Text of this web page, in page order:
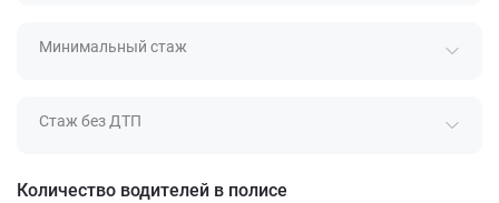
Минимальный стаж
Стаж без ДТП
Количество водителей в полисе